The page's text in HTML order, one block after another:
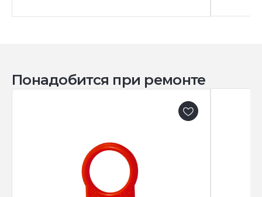
Понадобится при ремонте